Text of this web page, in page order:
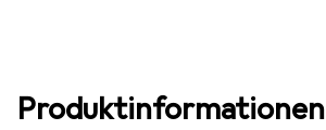
Produktinformationen